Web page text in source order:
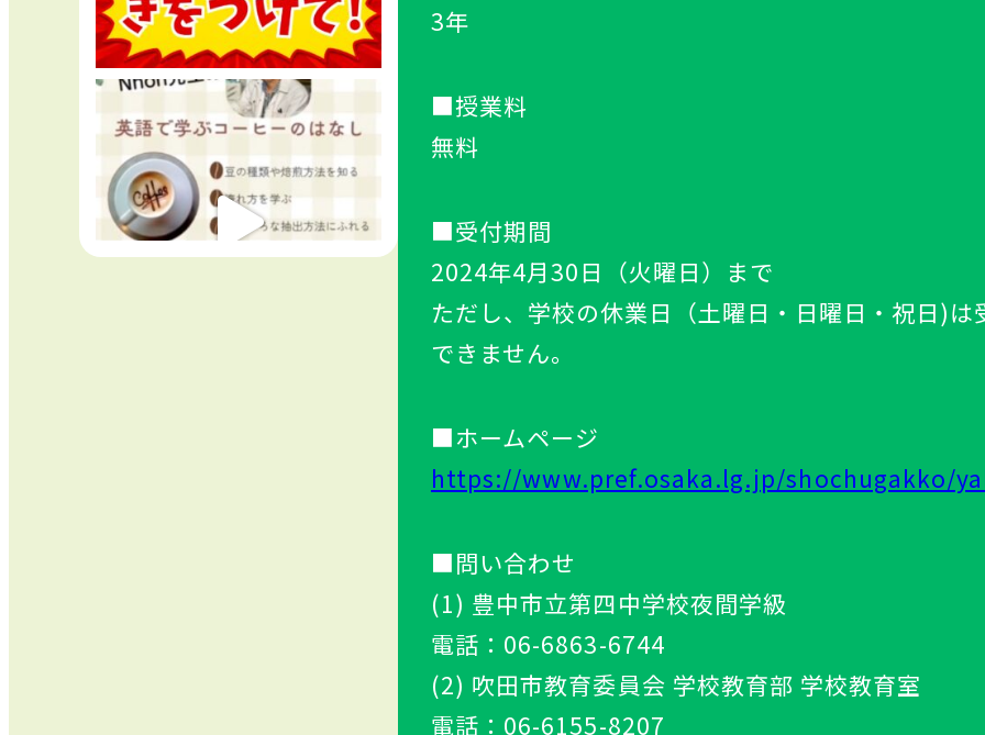
3年
■授業料
無料
■受付期間
2024年4月30日（火曜日）まで
ただし、学校の休業日（土曜日・日曜日・祝日)は
できません。
■ホームページ
https://www.pref.osaka.lg.jp/shochugakko/
■問い合わせ
(1) 豊中市立第四中学校夜間学級
電話：06-6863-6744
(2) 吹田市教育委員会 学校教育部 学校教育室
電話：06-6155-8207